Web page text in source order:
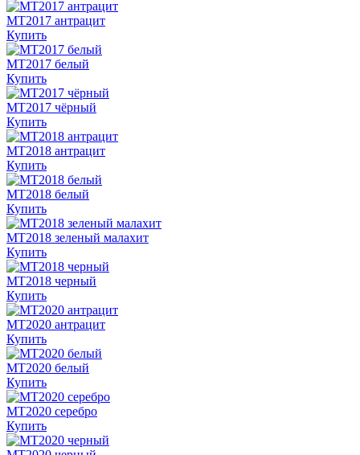
MT2017 антрацит
Купить
MT2017 белый
Купить
MT2017 чёрный
Купить
MT2018 антрацит
Купить
MT2018 белый
Купить
MT2018 зеленый малахит
Купить
MT2018 черный
Купить
MT2020 антрацит
Купить
MT2020 белый
Купить
MT2020 серебро
Купить